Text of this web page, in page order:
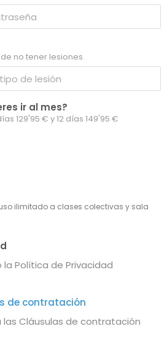
no tener lesiones.
ir al mes?
129'95 € y 12 días 149'95 €
ilimitado a clases colectivas y sala
Política de Privacidad
de contratación
Cláusulas de contratación